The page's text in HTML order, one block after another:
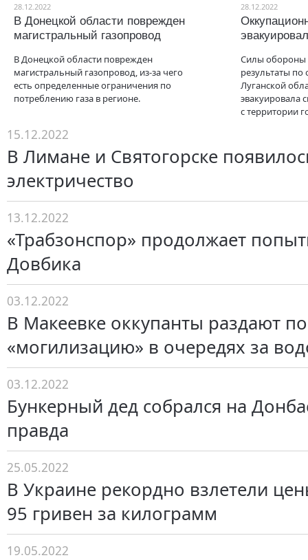
28.12.2022
В Донецкой области поврежден
магистральный газопровод
В Донецкой области поврежден
магистральный газопровод, из-за чего
есть определенные ограничения по
потреблению газа в регионе.
28.12.2022
Силы
результаты
Луганской
эвакуировала
с территории
15.12.2022
В Лимане и Святогорске
электричество
13.12.2022
«Трабзонспор» продолжает
Довбика
03.12.2022
В Макеевке оккупанты раздают
«могилизацию» в очередях за
03.12.2022
Бункерный дед собрался на
правда
25.05.2022
В Украине рекордно взлетели
95 гривен за килограмм
19.05.2022